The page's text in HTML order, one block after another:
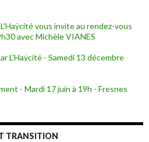
vous invite au rendez-vous
avec Michèle VIANES
L'Haÿcité - Samedi 13 décembre
- Mardi 17 juin à 19h - Fresnes
TRANSITION